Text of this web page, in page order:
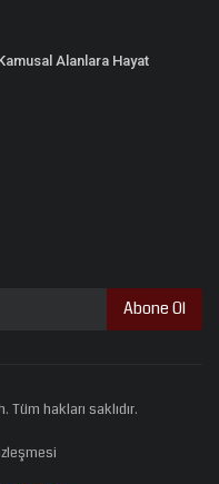
Alanlara Hayat
Abone Ol
hakları saklıdır.